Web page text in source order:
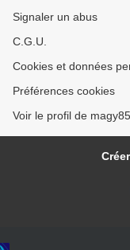
Signaler un abus
C.G.U.
Cookies et données
Préférences cookies
Voir le profil de